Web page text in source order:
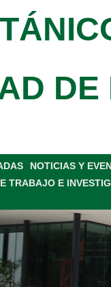
NOTICIAS Y
TRABAJO E